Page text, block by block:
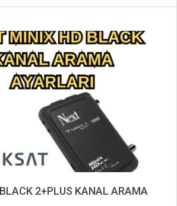
2+PLUS KANAL ARAMA